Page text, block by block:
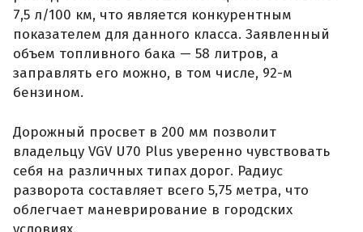
7,5 л/100 км, что является конкурентным
показателем для данного класса. Заявленный
объем топливного бака — 58 литров, а
заправлять его можно, в том числе, 92-м
бензином.
Дорожный просвет в 200 мм позволит
владельцу VGV U70 Plus уверенно чувствовать
себя на различных типах дорог. Радиус
разворота составляет всего 5,75 метра, что
облегчает маневрирование в городских